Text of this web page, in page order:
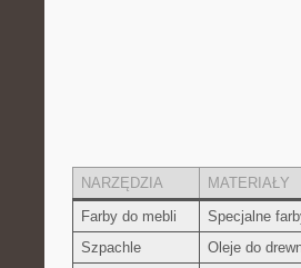
NARZĘDZIA
MATERIAŁY
Farby do mebli
Specjalne
Szpachle
Oleje do